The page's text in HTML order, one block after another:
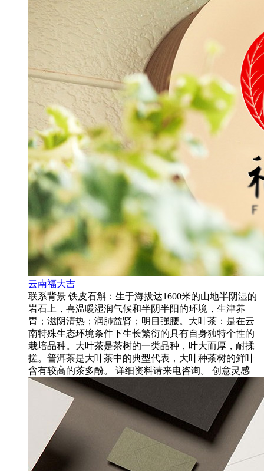
云南福大吉
联系背景 铁皮石斛：生于海拔达1600米的山地半阴湿的
岩石上，喜温暖湿润气候和半阴半阳的环境，生津养
胃；滋阴清热；润肺益肾；明目强腰。大叶茶：是在云
南特殊生态环境条件下生长繁衍的具有自身独特个性的
栽培品种。大叶茶是茶树的一类品种，叶大而厚，耐揉
搓。普洱茶是大叶茶中的典型代表，大叶种茶树的鲜叶
含有较高的茶多酚。 详细资料请来电咨询。 创意灵感